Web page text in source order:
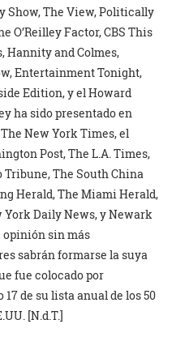
Show, The View, Politically
O’Reilley Factor, CBS This
Hannity and Colmes,
Entertainment Tonight,
Edition, y el Howard
ha sido presentado en
New York Times, el
Post, The L.A. Times,
Tribune, The South China
Herald, The Miami Herald,
York Daily News, y Newark
opinión sin más
sabrán formarse la suya
fue colocado por
de su lista anual de los 50
[N.d.T.]